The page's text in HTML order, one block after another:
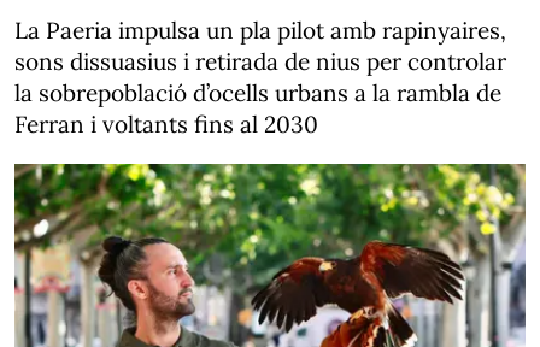
La Paeria impulsa un pla pilot amb rapinyaires,
sons dissuasius i retirada de nius per controlar
la sobrepoblació d’ocells urbans a la rambla de
Ferran i voltants fins al 2030